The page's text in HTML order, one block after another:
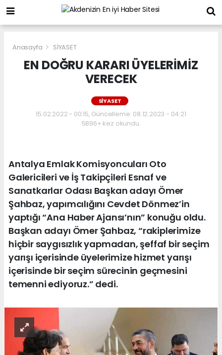
Anasayfa SİYASET
EN DOĞRU KARARI ÜYELERİMİZ
VERECEK
SİYASET
15.02.2022 - 00:15, Güncelleme: 08.12.2023 - 04:21
5896+ kez okundu.
Antalya Emlak Komisyoncuları Oto
Galericileri ve İş Takipçileri Esnaf ve
Sanatkarlar Odası Başkan adayı Ömer
Şahbaz, yapımcılığını Cevdet Dönmez’in
yaptığı “Ana Haber Ajansı’nın” konuğu oldu.
Başkan adayı Ömer Şahbaz, “rakiplerimize
hiçbir saygısızlık yapmadan, şeffaf bir seçim
yarışı içerisinde üyelerimize hizmet yarışı
içerisinde bir seçim sürecinin geçmesini
temenni ediyoruz.” dedi.